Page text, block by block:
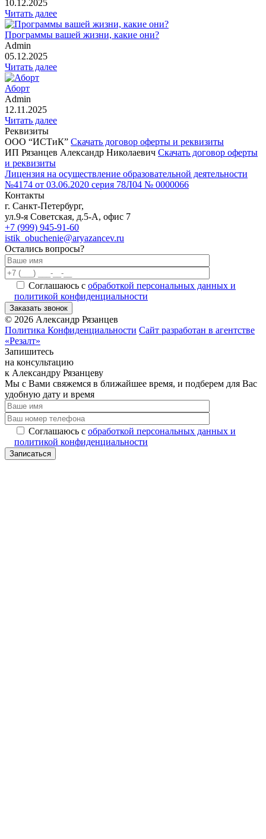
10.12.2025
Читать далее
Программы вашей жизни, какие они?
Admin
05.12.2025
Читать далее
Аборт
Admin
12.11.2025
Читать далее
Реквизиты
ООО “ИСТиК” Скачать договор оферты и реквизиты
ИП Рязанцев Александр Николаевич Скачать договор оферты
и реквизиты
Лицензия на осуществление образовательной деятельности
№4174 от 03.06.2020 серия 78Л04 № 0000066
Контакты
г. Санкт-Петербург,
ул.9-я Советская, д.5-А, офис 7
+7 (999) 945-91-60
istik_obuchenie@aryazancev.ru
Остались вопросы?
Соглашаюсь с обработкой персональных данных и
политикой конфиденциальности
Заказать звонок
Alternative:
© 2026 Александр Рязанцев
Политика Конфиденциальности Сайт разработан в агентстве
«Резалт»
Запишитесь
на консультацию
к Александру Рязанцеву
Мы с Вами свяжемся в ближайшее время, и подберем для Вас
удобную дату и время
Соглашаюсь с обработкой персональных данных и
политикой конфиденциальности
Записаться